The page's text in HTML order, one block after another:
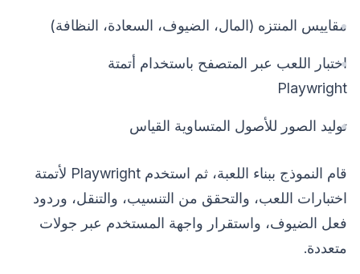
مقاييس المنتزه (المال، الضيوف، السعادة، النظافة)
اختبار اللعب عبر المتصفح باستخدام أتمتة
Playwright
توليد الصور للأصول المتساوية القياس
قام النموذج ببناء اللعبة، ثم استخدم Playwright لأتمتة
اختبارات اللعب، والتحقق من التنسيب، والتنقل، وردود
فعل الضيوف، واستقرار واجهة المستخدم عبر جولات
متعددة.